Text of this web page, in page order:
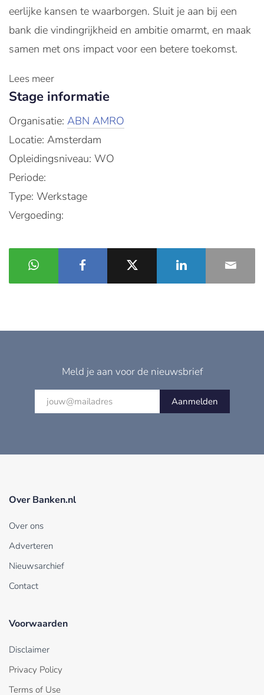
eerlijke kansen te waarborgen. Sluit je aan bij een
bank die vindingrijkheid en ambitie omarmt, en maak
samen met ons impact voor een betere toekomst.
Lees meer
Stage informatie
Organisatie: ABN AMRO
Locatie: Amsterdam
Opleidingsniveau: WO
Periode:
Type: Werkstage
Vergoeding:
Meld je aan voor de nieuwsbrief
Aanmelden
Over Banken.nl
Over ons
Adverteren
Nieuwsarchief
Contact
Voorwaarden
Disclaimer
Privacy Policy
Terms of Use